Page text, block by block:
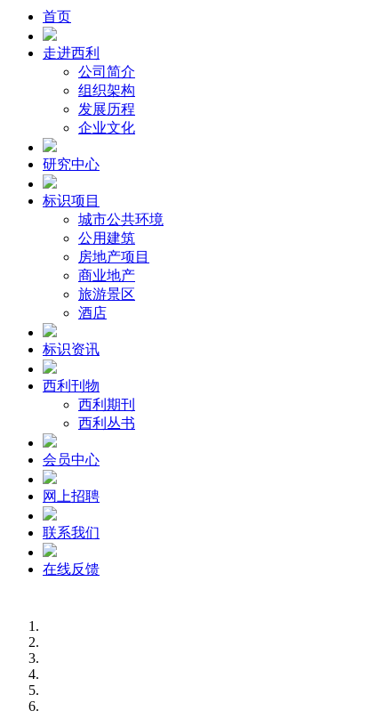
首页
走进西利
公司简介
组织架构
发展历程
企业文化
研究中心
标识项目
城市公共环境
公用建筑
房地产项目
商业地产
旅游景区
酒店
标识资讯
西利刊物
西利期刊
西利丛书
会员中心
网上招聘
联系我们
在线反馈